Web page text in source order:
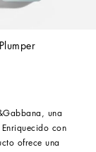
una
con
ofrece una